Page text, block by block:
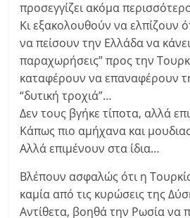
προσεγγίζει ακόμα
Κι εξακολουθούν να ελπίζουν
να πείσουν την Ελλάδα να κάνει
παραχωρήσεις” προς την
καταφέρουν να επαναφέρουν
“δυτική τροχιά”…
Δεν τους βγήκε τίποτα, αλλά
Κάπως πιο αμήχανα και
Αλλά επιμένουν στα ίδια…
Βλέπουν ασφαλώς ότι η
καμία από τις κυρώσεις της
Αντίθετα, βοηθά την Ρωσία να